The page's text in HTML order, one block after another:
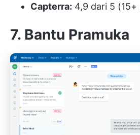
Capterra: 4,9 dari 5 (15+
7. Bantu Pramuka